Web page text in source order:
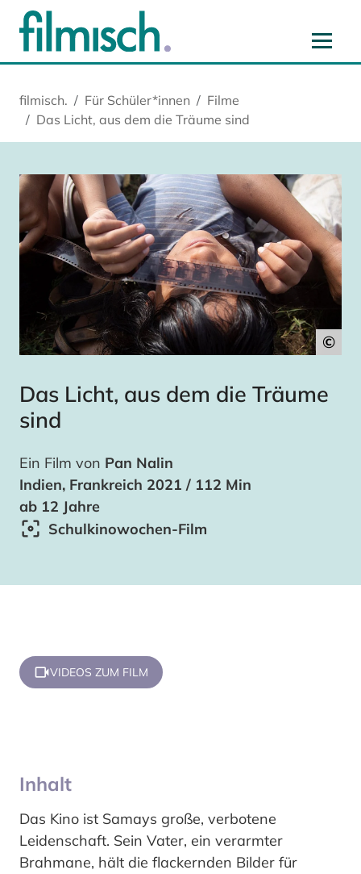
Hauptinhalt springen
Hauptnavigation springen
Cookie-Einstellungen springen
Startseite springen
filmisch. Für Schüler*innen
Filme
Das Licht, aus dem die Träume sind
©
Das Licht, aus dem die Träume
sind
Ein Film von Pan Nalin
Indien, Frankreich 2021 / 112 Min
ab 12 Jahre
Schulkinowochen-Film
VIDEOS ZUM FILM
Inhalt
Das Kino ist Samays große, verbotene
Leidenschaft. Sein Vater, ein verarmter
Brahmane, hält die flackernden Bilder für